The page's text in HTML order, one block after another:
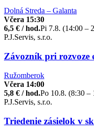
Dolná Streda – Galanta
Včera 15:30
6,5 € / hod.Pi 7.8. (14:00 –
P.J.Servis, s.r.o.
Závozník pri rozvoze
Ružomberok
Včera 14:00
5,8 € / hod.Po 10.8. (8:30 –
P.J.Servis, s.r.o.
Triedenie zásielok v